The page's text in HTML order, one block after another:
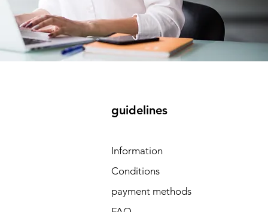
guidelines
Information
Conditions
payment methods